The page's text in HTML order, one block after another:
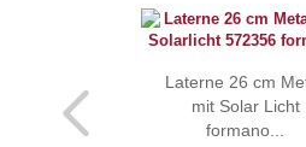
Laterne 26 cm
mit Solar Licht
formano...